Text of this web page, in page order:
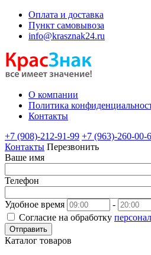
Оплата и доставка
Пункт самовывоза
info@krasznak24.ru
О компании
Политика
Контакты
+7 (908)-212-91-99 +7 (963)-260-00-
Контакты Перезвонить
Ваше имя
Телефон
Удобное время
-
Согласие на обработку
Отправить
Каталог товаров